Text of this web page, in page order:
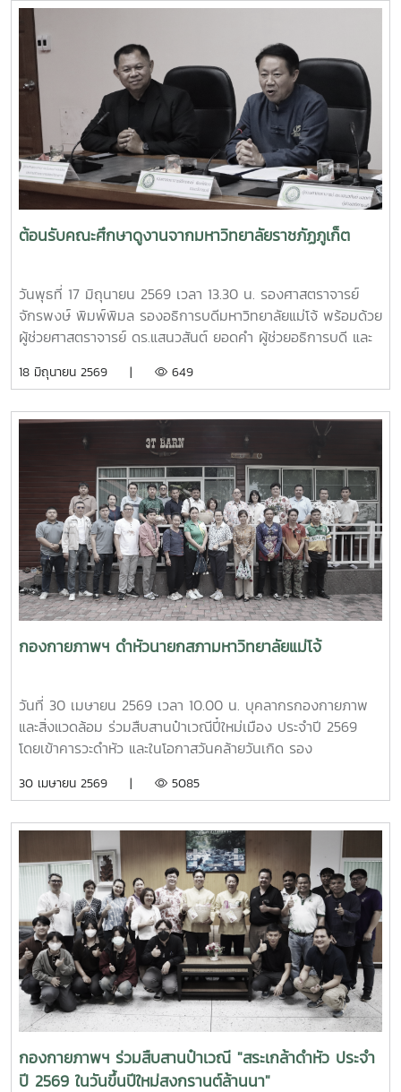
โอกาสนี้ ทีมงานจากงานสิ่งแวดล้อมและภัยพิบัติ กองกายภาพ
และสิ่งแวดล้อม ได้ร่วมสาธิตการทำปุ๋ยหมักใบไม้ในวงตาข่าย เพื่อ
เป็นแนวทางในการจัดการเศษวัสดุอินทรีย์ภายในครัวเรือนและ
ชุมชน โดยมีประชาชนชุมชนบ้านโปง และโรงเรียนในพื้นที่เข้าร่วม
เรียนรู้และฝึกปฏิบัติ ทั้งนี้ กิจกรรมดังกล่าวจัดขึ้นภายใต้
โครงการส่งเสริมการจัดการขยะอย่างถูกวิธีและถูกสุขลักษณะ
ของชุมชนบ้านโปง ประจำปี 2569 โดยบูรณาการให้ความรู้ร่วม
กับเทศบาลตำบลป่าไผ่ และนางนิตยา วิริยา แม่หลวงบ้านหม้อ หมู๋
12 ตำบลป่าไผ่ ร่วมถ่ายทอดองค์ความรู้ด้านการคัดแยกขยะ การ
จัดการขยะอินทรีย์ กองทุนออมบุญขยะบ้านหม้อ และการใช้
ประโยชน์จากวัสดุเหลือใช้ เพื่อส่งเสริมให้ประชาชนสามารถนำ
ความรู้ไปประยุกต์ใช้ในครัวเรือน ลดปริมาณขยะที่ต้องนำไปกำจัด
อย่างยั่งยืน กิจกรรมครั้งนี้จัดขึ้น ณ ศาลาอเนกประสงค์ หมู่ที่ 6
ตำบลป่าไผ่ อำเภอสันทราย จังหวัดเชียงใหม่ ได้รับความสนใจ
จากประชาชน ผู้นำชุมชน และสถานศึกษาในพื้นที่เข้าร่วมกิจกรรม
ขับเคลื่อนการจัดการขยะตั้งแต่ต้นทาง เพื่อมุ่งสู่ชุมชนที่สะอาด
ต้อนรับคณะศึกษาดูงานจากมหาวิทยาลัยราชภัฏภูเก็ต
วันพุธที่ 17 มิถุนายน 2569 เวลา 13.30 น. รองศาสตราจารย์
จักรพงษ์ พิมพ์พิมล รองอธิการบดีมหาวิทยาลัยแม่โจ้ พร้อมด้วย
ผู้ช่วยศาสตราจารย์ ดร.แสนวสันต์ ยอดคำ ผู้ช่วยอธิการบดี และ
แวดล้อม นำทีมหัวหน้างานในสังกัดร่วมให้การต้อนรับ ผู้ช่วย
ข้าราชการ พร้อมคณะศึกษาดูงานจากสภาคณาจารย์และ
ข้าราชการ มหาวิทยาลัยราชภัฏภูเก็ต ในการนี้ ทั้งสอง
มหาวิทยาลัยได้ร่วมแลกเปลี่ยนประสบการณ์ด้านการจัดสวัสดิการ
บุคลากร ตลอดจนแนวทางการพัฒนาและประยุกต์ใช้ให้เหมาะสม
กับบริบทของแต่ละสถาบัน โดยมีนายสุชาติ จันทร์แก้ว รักษาการ
ในตำแหน่งหัวหน้างานสวัสดิการ กองบริหารทรัพยากรบุคคล
เป็นผู้ให้ข้อมูลเกี่ยวกับการจัดสวัสดิการบุคลากรของมหาวิทยาลัย
แม่โจ้ นอกจากนี้ ผู้ช่วยศาสตราจารย์ ดร.มุจลินทร์ ผลจันทร์ ได้
บรรยายและให้ข้อมูลเกี่ยวกับการดำเนินงานด้านมหาวิทยาลัยสี
เขียว (Green University) ของมหาวิทยาลัยแม่โจ้ ณ ห้อง
ประชุมรวงผึ้ง ชั้น 5 อาคารสำนักงานมหาวิทยาลัย ภายหลังการ
ประชุม คณะศึกษาดูงานได้เยี่ยมชมบรรยากาศและพื้นที่โดยรอบ
แวดล้อมของมหาวิทยาลัยแม่โจ้
18 มิถุนายน 2569 | 649
กองกายภาพฯ ดำหัวนายกสภามหาวิทยาลัยแม่โจ้
วันที่ 30 เมษายน 2569 เวลา 10.00 น. บุคลากรกองกายภาพ
และสิ่งแวดล้อม ร่วมสืบสานป๋าเวณีปี๋ใหม่เมือง ประจำปี 2569
โดยเข้าคารวะดำหัว และในโอกาสวันคล้ายวันเกิด รอง
ณ บ้านเอื้องไพลิน
30 เมษายน 2569 | 5085
กองกายภาพฯ ร่วมสืบสานป๋าเวณี "สระเกล้าดำหัว ประจำ
ปี 2569 ในวันขึ้นปีใหม่สงกรานต์ล้านนา"